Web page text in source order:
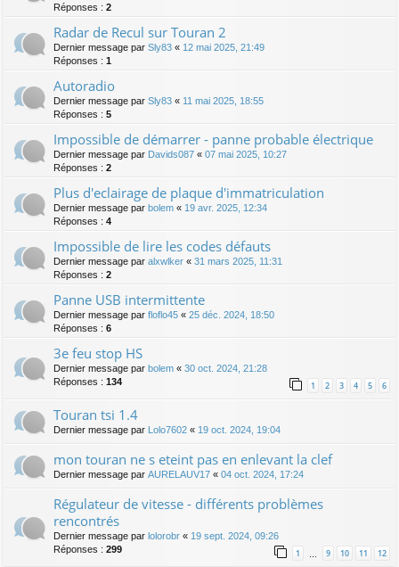
Réponses : 2
Radar de Recul sur Touran 2
Dernier message par Sly83 « 12 mai 2025, 21:49
Réponses : 1
Autoradio
Dernier message par Sly83 « 11 mai 2025, 18:55
Réponses : 5
Impossible de démarrer - panne probable électrique
Dernier message par Davids087 « 07 mai 2025, 10:27
Réponses : 2
Plus d'eclairage de plaque d'immatriculation
Dernier message par bolem « 19 avr. 2025, 12:34
Réponses : 4
Impossible de lire les codes défauts
Dernier message par alxwlker « 31 mars 2025, 11:31
Réponses : 2
Panne USB intermittente
Dernier message par floflo45 « 25 déc. 2024, 18:50
Réponses : 6
3e feu stop HS
Dernier message par bolem « 30 oct. 2024, 21:28
Réponses : 134 1 2 3 4 5 6
Touran tsi 1.4
Dernier message par Lolo7602 « 19 oct. 2024, 19:04
mon touran ne s eteint pas en enlevant la clef
Dernier message par AURELAUV17 « 04 oct. 2024, 17:24
Régulateur de vitesse - différents problèmes
rencontrés
Dernier message par lolorobr « 19 sept. 2024, 09:26
Réponses : 299 1 9 10 11 12